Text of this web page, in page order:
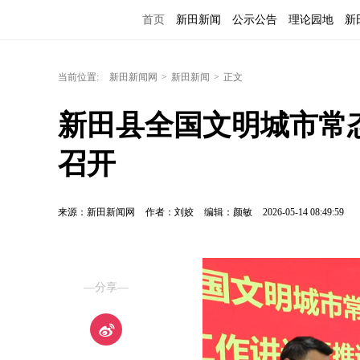
首页 新田新闻 公示公告 理论园地 新
当前位置: 新田新闻网 > 新田新闻 > 正文
新田县全国文明城市
召开
来源：新田新闻网 作者：刘姣 编辑：颜敏 2026-05-14 08:49:59
—分享—